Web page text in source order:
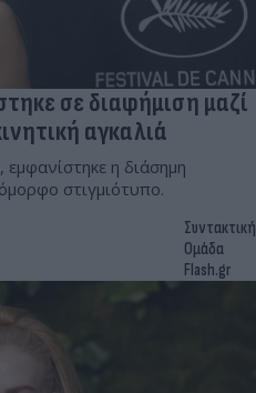
σε διαφήμιση μαζί
αγκαλιά
η διάσημη
στιγμιότυπο.
Συντακτική
Ομάδα
Flash.gr